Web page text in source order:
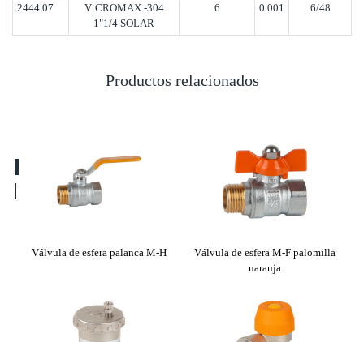
2444 07
V. CROMAX -304
1"1/4 SOLAR
6 0.001 6/48
Productos relacionados
Válvula de esfera palanca M-H
Válvula de esfera M-F palomilla
naranja